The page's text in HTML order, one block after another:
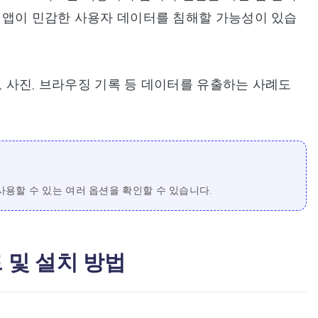
이 민감한 사용자 데이터를 침해할 가능성이 있습
진, 브라우징 기록 등 데이터를 유출하는 사례도
할 수 있는 여러 옵션을 확인할 수 있습니다.
및 설치 방법